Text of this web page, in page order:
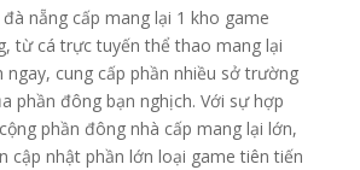
nẵng cấp mang lại 1 kho game
từ cá trực tuyến thể thao mang lại
ngay, cung cấp phần nhiều sở trường
phần đông bạn nghịch. Với sự hợp
phần đông nhà cấp mang lại lớn,
cập nhật phần lớn loại game tiên tiến